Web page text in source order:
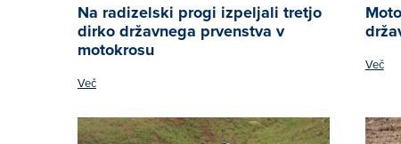
Na radizelski progi izpeljali tretjo
dirko državnega prvenstva v
motokrosu
Več
Več